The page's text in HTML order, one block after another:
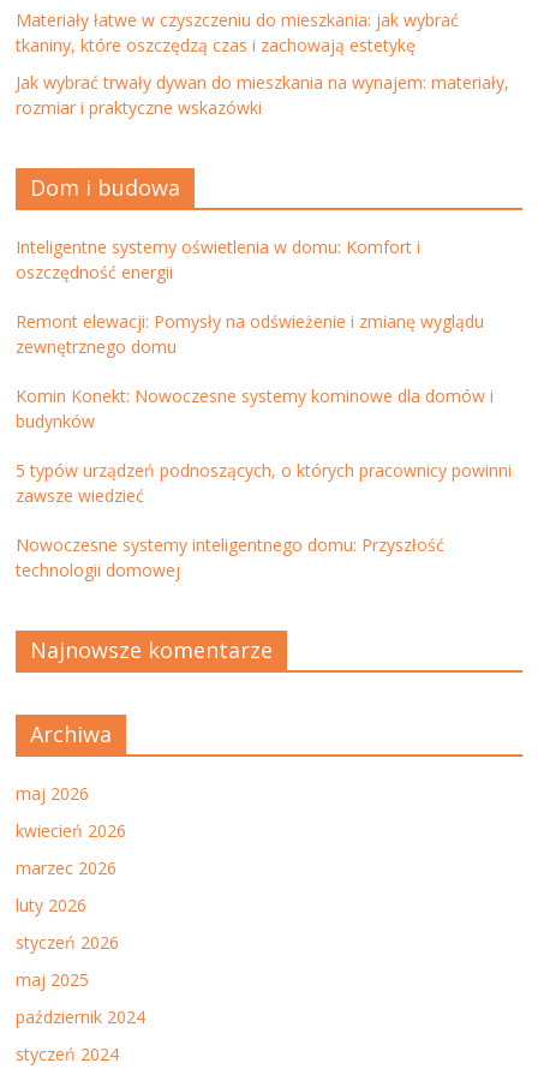
Materiały łatwe w czyszczeniu do mieszkania: jak wybrać
tkaniny, które oszczędzą czas i zachowają estetykę
Jak wybrać trwały dywan do mieszkania na wynajem: materiały,
rozmiar i praktyczne wskazówki
Dom i budowa
Inteligentne systemy oświetlenia w domu: Komfort i
oszczędność energii
Remont elewacji: Pomysły na odświeżenie i zmianę wyglądu
zewnętrznego domu
Komin Konekt: Nowoczesne systemy kominowe dla domów i
budynków
5 typów urządzeń podnoszących, o których pracownicy powinni
zawsze wiedzieć
Nowoczesne systemy inteligentnego domu: Przyszłość
technologii domowej
Najnowsze komentarze
Archiwa
maj 2026
kwiecień 2026
marzec 2026
luty 2026
styczeń 2026
maj 2025
październik 2024
styczeń 2024